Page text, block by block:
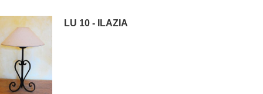
LU 10 - ILAZIA